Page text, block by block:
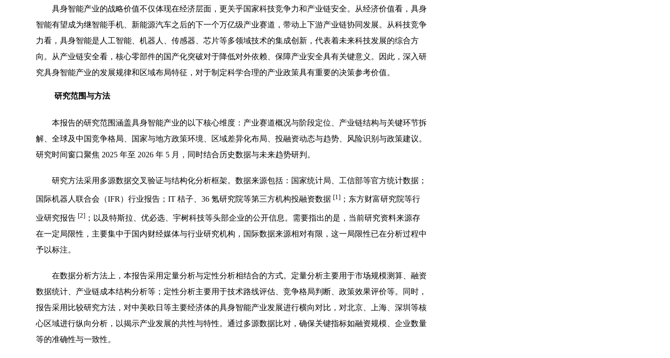
具身智能产业的战略价值不仅体现在经济层面，更关乎国家科技竞争力和产业链安全。从经济价值看，具身
智能有望成为继智能手机、新能源汽车之后的下一个万亿级产业赛道，带动上下游产业链协同发展。从科技竞争
力看，具身智能是人工智能、机器人、传感器、芯片等多领域技术的集成创新，代表着未来科技发展的综合方
向。从产业链安全看，核心零部件的国产化突破对于降低对外依赖、保障产业安全具有关键意义。因此，深入研
究具身智能产业的发展规律和区域布局特征，对于制定科学合理的产业政策具有重要的决策参考价值。
研究范围与方法
本报告的研究范围涵盖具身智能产业的以下核心维度：产业赛道概况与阶段定位、产业链结构与关键环节拆
解、全球及中国竞争格局、国家与地方政策环境、区域差异化布局、投融资动态与趋势、风险识别与政策建议。
研究时间窗口聚焦 2025 年至 2026 年 5 月，同时结合历史数据与未来趋势研判。
研究方法采用多源数据交叉验证与结构化分析框架。数据来源包括：国家统计局、工信部等官方统计数据；
国际机器人联合会（IFR）行业报告；IT 桔子、36 氪研究院等第三方机构投融资数据 [1] ；东方财富研究院等行
业研究报告 [2] ；以及特斯拉、优必选、宇树科技等头部企业的公开信息。需要指出的是，当前研究资料来源存
在一定局限性，主要集中于国内财经媒体与行业研究机构，国际数据来源相对有限，这一局限性已在分析过程中
予以标注。
在数据分析方法上，本报告采用定量分析与定性分析相结合的方式。定量分析主要用于市场规模测算、融资
数据统计、产业链成本结构分析等；定性分析主要用于技术路线评估、竞争格局判断、政策效果评价等。同时，
报告采用比较研究方法，对中美欧日等主要经济体的具身智能产业发展进行横向对比，对北京、上海、深圳等核
心区域进行纵向分析，以揭示产业发展的共性与特性。通过多源数据比对，确保关键指标如融资规模、企业数量
等的准确性与一致性。